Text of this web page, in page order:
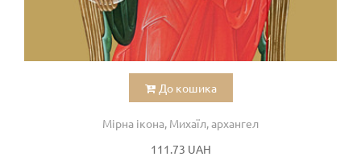
До кошика
Мірна ікона, Михаїл, архангел
111.73 UAH